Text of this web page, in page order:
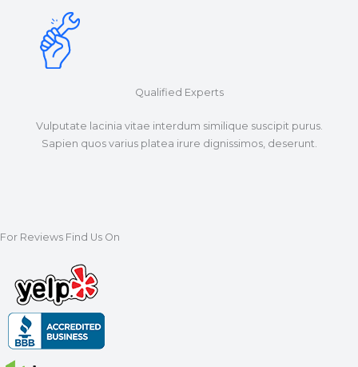
Qualified Experts
Vulputate lacinia vitae interdum similique suscipit purus.
Sapien quos varius platea irure dignissimos, deserunt.
For Reviews Find Us On